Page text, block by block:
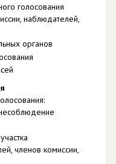
голосования
наблюдателей,
органов
членов комиссии,